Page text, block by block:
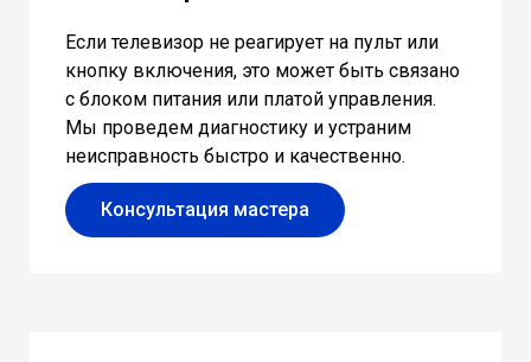
Если телевизор не реагирует на пульт или
кнопку включения, это может быть связано
с блоком питания или платой управления.
Мы проведем диагностику и устраним
неисправность быстро и качественно.
Консультация мастера